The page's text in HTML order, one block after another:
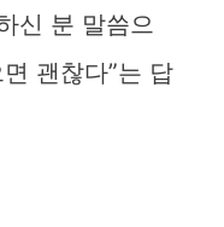
신 분 말씀으
괜찮다”는 답